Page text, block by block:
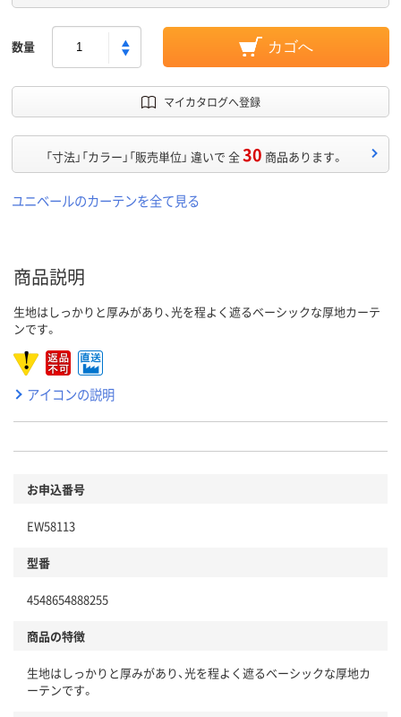
数量 カゴへ
マイカタログへ登録
「寸法」「カラー」「販売単位」 違いで 全30 商品あります。
ユニベールのカーテンを全て見る
商品説明
生地はしっかりと厚みがあり、光を程よく遮るベーシックな厚地カーテ
ンです。
アイコンの説明
お申込番号
EW58113
型番
4548654888255
商品の特徴
生地はしっかりと厚みがあり、光を程よく遮るベーシックな厚地カ
ーテンです。